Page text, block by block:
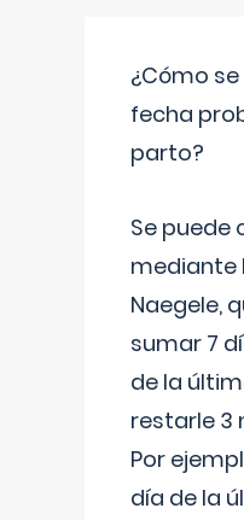
¿Cómo
fecha
parto?
Se puede
mediante
Naegele,
sumar 7
de la
restarle 3
Por
día de la